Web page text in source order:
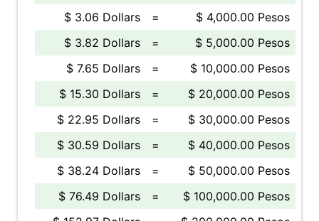
$ 3.06 Dollars
=
$ 4,000.00 Pesos
$ 3.82 Dollars
=
$ 5,000.00 Pesos
$ 7.65 Dollars
=
$ 10,000.00 Pesos
$ 15.30 Dollars
=
$ 20,000.00 Pesos
$ 22.95 Dollars
=
$ 30,000.00 Pesos
$ 30.59 Dollars
=
$ 40,000.00 Pesos
$ 38.24 Dollars
=
$ 50,000.00 Pesos
$ 76.49 Dollars
=
$ 100,000.00 Pesos